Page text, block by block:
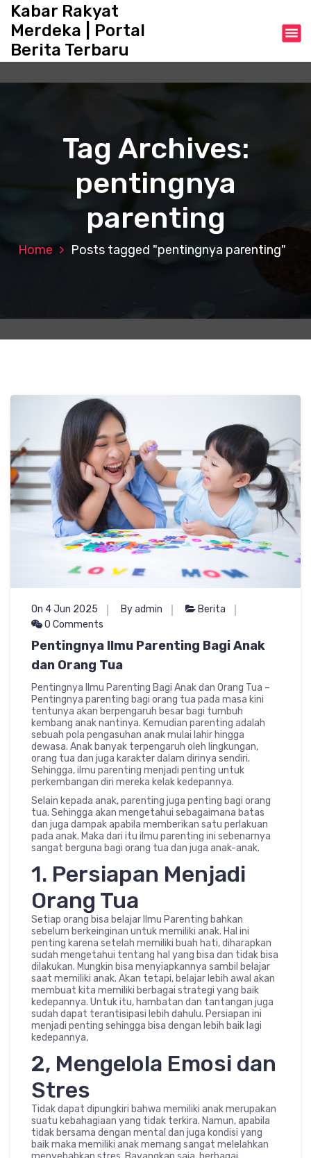
o
Kabar Rakyat
Merdeka | Portal
Berita Terbaru
Tag Archives:
pentingnya
parenting
Home Posts tagged "pentingnya parenting"
On 4 Jun 2025 By admin
Berita
0 Comments
Pentingnya Ilmu Parenting Bagi Anak
dan Orang Tua
Pentingnya Ilmu Parenting Bagi Anak dan Orang Tua –
Pentingnya parenting bagi orang tua pada masa kini
tentunya akan berpengaruh besar bagi tumbuh
kembang anak nantinya. Kemudian parenting adalah
sebuah pola pengasuhan anak mulai lahir hingga
dewasa. Anak banyak terpengaruh oleh lingkungan,
orang tua dan juga karakter dalam dirinya sendiri.
Sehingga, ilmu parenting menjadi penting untuk
perkembangan diri mereka kelak kedepannya.
Selain kepada anak, parenting juga penting bagi orang
tua. Sehingga akan mengetahui sebagaimana batas
dan juga dampak apabila memberikan satu perlakuan
pada anak. Maka dari itu ilmu parenting ini sebenarnya
sangat berguna bagi orang tua dan juga anak-anak.
1. Persiapan Menjadi
Orang Tua
Setiap orang bisa belajar Ilmu Parenting bahkan
sebelum berkeinginan untuk memiliki anak. Hal ini
penting karena setelah memiliki buah hati, diharapkan
sudah mengetahui tentang hal yang bisa dan tidak bisa
dilakukan. Mungkin bisa menyiapkannya sambil belajar
saat memiliki anak. Akan tetapi, belajar lebih awal akan
membuat kita memiliki berbagai strategi yang baik
kedepannya. Untuk itu, hambatan dan tantangan juga
sudah dapat terantisipasi lebih dahulu. Persiapan ini
menjadi penting sehingga bisa dengan lebih baik lagi
kedepannya,
2, Mengelola Emosi dan
Stres
Tidak dapat dipungkiri bahwa memiliki anak merupakan
suatu kebahagiaan yang tidak terkira. Namun, apabila
tidak bersama dengan mental dan juga kondisi yang
baik maka memiliki anak memang sangat melelahkan